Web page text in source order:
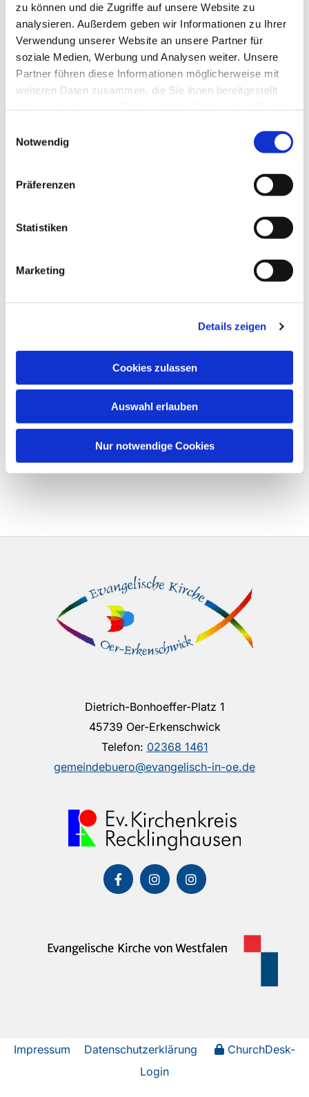
zu können und die Zugriffe auf unsere Website zu
analysieren. Außerdem geben wir Informationen zu Ihrer
Verwendung unserer Website an unsere Partner für
soziale Medien, Werbung und Analysen weiter. Unsere
Partner führen diese Informationen möglicherweise mit
weiteren Daten zusammen, die Sie ihnen bereitgestellt
Notwendig
Präferenzen
Statistiken
Marketing
Details zeigen
Cookies zulassen
Auswahl erlauben
Nur notwendige Cookies
Dies könnte Sie auch
Dietrich-Bonhoeffer-Platz 1
45739 Oer-Erkenschwick
Telefon: 02368 1461
gemeindebuero@evangelisch-in-oe.de
Impressum Datenschutzerklärung
ChurchDesk-
Login